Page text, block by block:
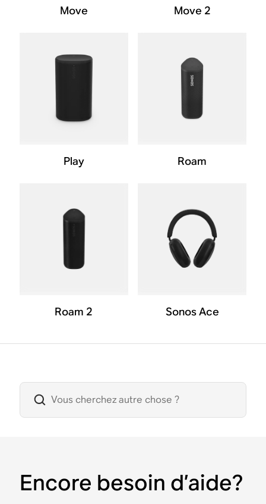
Move Move 2
Play Roam
Roam 2 Sonos Ace
Encore besoin d’aide?